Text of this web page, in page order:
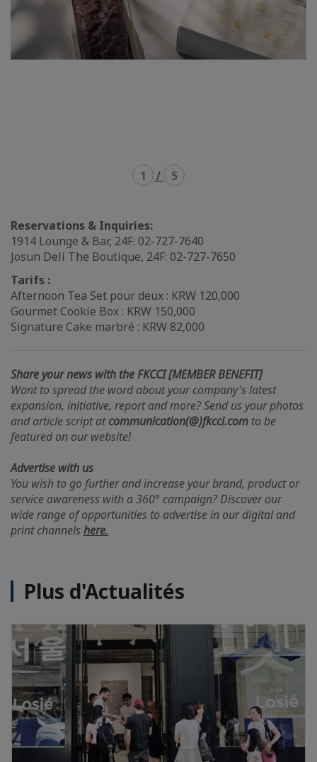
1 / 5
Reservations & Inquiries:
1914 Lounge & Bar, 24F: 02-727-7640
Josun Deli The Boutique, 24F: 02-727-7650
Tarifs :
Afternoon Tea Set pour deux : KRW 120,000
Gourmet Cookie Box : KRW 150,000
Signature Cake marbré : KRW 82,000
Share your news with the FKCCI [MEMBER BENEFIT]
Want to spread the word about your company's latest
expansion, initiative, report and more? Send us your photos
and article script atcommunication(@)fkcci.com to be
featured on our website!
Advertise with us
You wish to go further and increase your brand, product or
service awareness with a 360° campaign? Discover our
wide range of opportunities to advertise in our digital and
print channels here.
Plus d'Actualités